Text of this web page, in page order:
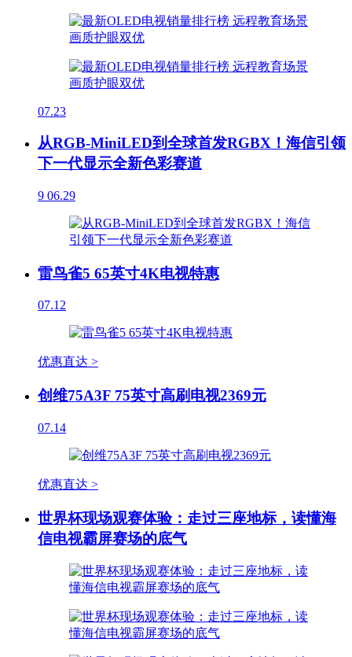
07.23
从RGB-MiniLED到全球首发RGBX！海信引领
下一代显示全新色彩赛道
9 06.29
雷鸟雀5 65英寸4K电视特惠
07.12
优惠直达 >
创维75A3F 75英寸高刷电视2369元
07.14
优惠直达 >
世界杯现场观赛体验：走过三座地标，读懂海
信电视霸屏赛场的底气